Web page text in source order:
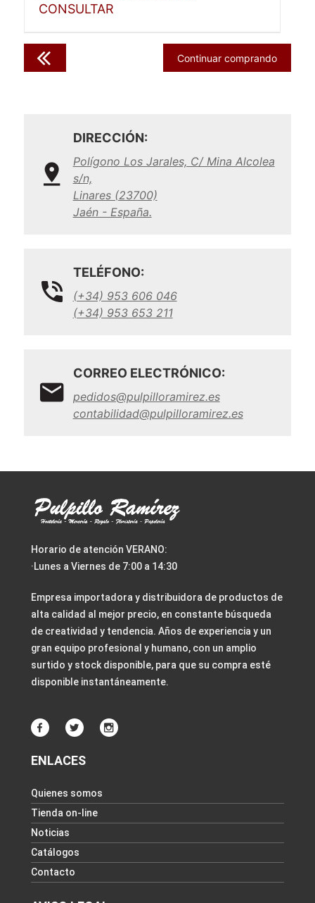
CONSULTAR
Continuar comprando
DIRECCIÓN:
Polígono Los Jarales, C/ Mina Alcolea
s/n,
Linares (23700)
Jaén - España.
TELÉFONO:
(+34) 953 606 046
(+34) 953 653 211
CORREO ELECTRÓNICO:
pedidos@pulpilloramirez.es
contabilidad@pulpilloramirez.es
Horario de atención VERANO:
·Lunes a Viernes de 7:00 a 14:30
Empresa importadora y distribuidora de productos de
alta calidad al mejor precio, en constante búsqueda
de creatividad y tendencia. Años de experiencia y un
gran equipo profesional y humano, con un amplio
surtido y stock disponible, para que su compra esté
disponible instantáneamente.
ENLACES
Quienes somos
Tienda on-line
Noticias
Catálogos
Contacto